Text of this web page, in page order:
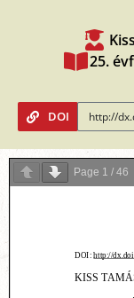
25.
DOI
Page 1 / 46